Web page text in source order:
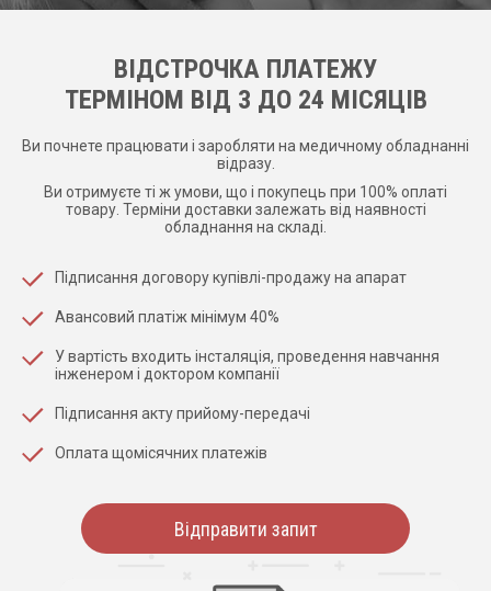
ВІДСТРОЧКА ПЛАТЕЖУ
ТЕРМІНОМ ВІД 3 ДО 24 МІСЯЦІВ
Ви почнете працювати і заробляти на медичному обладнанні
відразу.
Ви отримуєте ті ж умови, що і покупець при 100% оплаті
товару. Терміни доставки залежать від наявності
обладнання на складі.
Підписання договору купівлі-продажу на апарат
Авансовий платіж мінімум 40%
У вартість входить інсталяція, проведення навчання
інженером і доктором компанії
Підписання акту прийому-передачі
Оплата щомісячних платежів
Відправити запит